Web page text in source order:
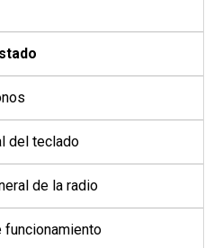
del teclado
de la radio
funcionamiento